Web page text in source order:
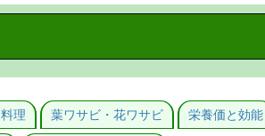
理 葉ワサビ・花ワサビ 栄養価と効能